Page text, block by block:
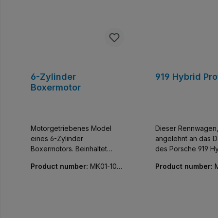
6-Zylinder
Boxermotor
Motorgetriebenes Model
eines 6-Zylinder
Boxermotors. Beinhaltet
Batteriebox.
Product number: MK01-1019
919 Hybrid
Dieser Rennwagen,
angelehnt an das
des Porsche 919
ganzen Reihe von
Product number: